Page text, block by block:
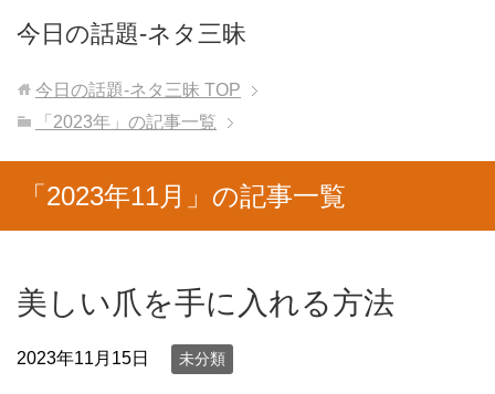
今日の話題-ネタ三昧
今日の話題-ネタ三昧 TOP
「2023年」の記事一覧
「2023年11月」の記事一覧
美しい爪を手に入れる方法
2023年11月15日 未分類